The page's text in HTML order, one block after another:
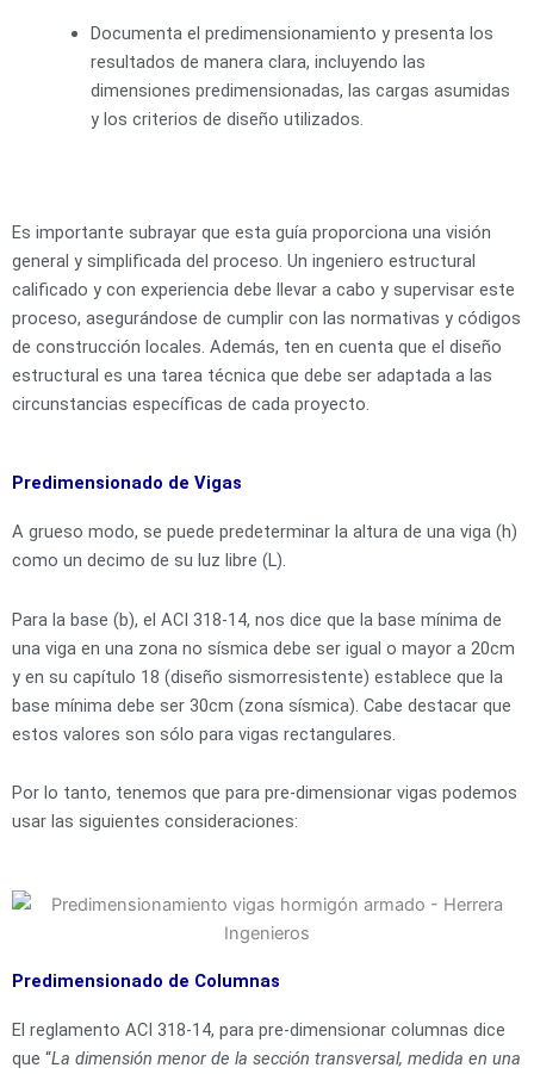
Documenta el predimensionamiento y presenta los
resultados de manera clara, incluyendo las
dimensiones predimensionadas, las cargas asumidas
y los criterios de diseño utilizados.
Es importante subrayar que esta guía proporciona una visión
general y simplificada del proceso. Un ingeniero estructural
calificado y con experiencia debe llevar a cabo y supervisar este
proceso, asegurándose de cumplir con las normativas y códigos
de construcción locales. Además, ten en cuenta que el diseño
estructural es una tarea técnica que debe ser adaptada a las
circunstancias específicas de cada proyecto.
Predimensionado de Vigas
A grueso modo, se puede predeterminar la altura de una viga (h)
como un decimo de su luz libre (L).
Para la base (b), el ACI 318-14, nos dice que la base mínima de
una viga en una zona no sísmica debe ser igual o mayor a 20cm
y en su capítulo 18 (diseño sismorresistente) establece que la
base mínima debe ser 30cm (zona sísmica). Cabe destacar que
estos valores son sólo para vigas rectangulares.
Por lo tanto, tenemos que para pre-dimensionar vigas podemos
usar las siguientes consideraciones:
Predimensionado de Columnas
El reglamento ACI 318-14, para pre-dimensionar columnas dice
que “La dimensión menor de la sección transversal, medida en una